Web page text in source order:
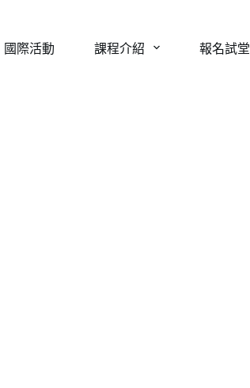
國際活動 課程介紹 報名試堂